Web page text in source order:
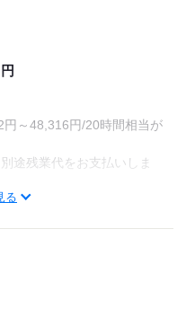
るパルスサーベイや面談な
施。
る
～48,316円/20時間相当が
途残業代をお支払いしま
る